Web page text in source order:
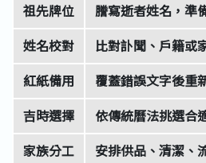
祖先牌位
謄寫逝者姓名，準
姓名校對
比對訃聞、戶籍或
紅紙備用
覆蓋錯誤文字後重
吉時選擇
依傳統曆法挑選合
家族分工
安排供品、清潔、